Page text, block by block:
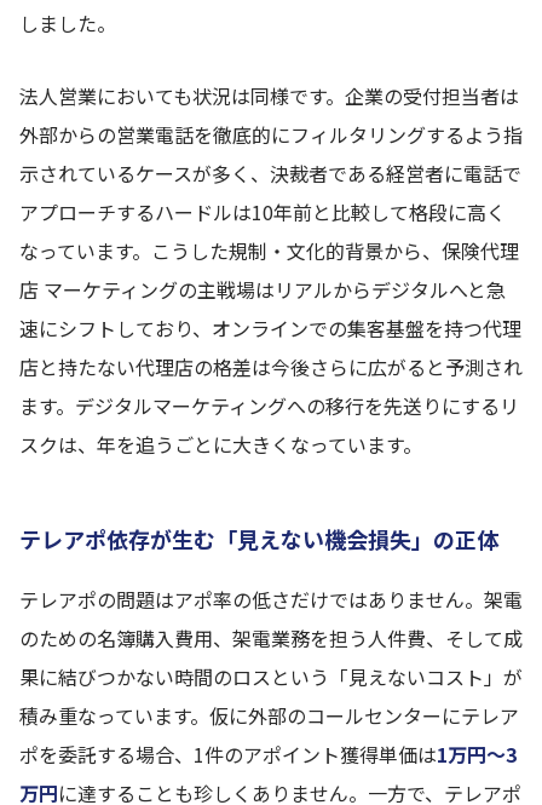
しました。
法人営業においても状況は同様です。企業の受付担当者は
外部からの営業電話を徹底的にフィルタリングするよう指
示されているケースが多く、決裁者である経営者に電話で
アプローチするハードルは10年前と比較して格段に高く
なっています。こうした規制・文化的背景から、保険代理
店 マーケティングの主戦場はリアルからデジタルへと急
速にシフトしており、オンラインでの集客基盤を持つ代理
店と持たない代理店の格差は今後さらに広がると予測され
ます。デジタルマーケティングへの移行を先送りにするリ
スクは、年を追うごとに大きくなっています。
テレアポ依存が生む「見えない機会損失」の正体
テレアポの問題はアポ率の低さだけではありません。架電
のための名簿購入費用、架電業務を担う人件費、そして成
果に結びつかない時間のロスという「見えないコスト」が
積み重なっています。仮に外部のコールセンターにテレア
ポを委託する場合、1件のアポイント獲得単価は1万円〜3
万円に達することも珍しくありません。一方で、テレアポ